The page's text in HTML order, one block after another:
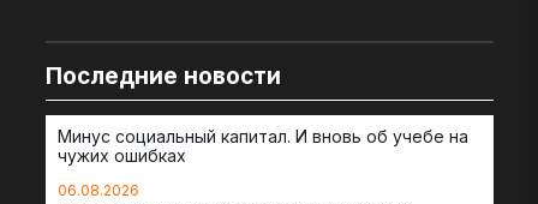
Последние новости
Минус социальный капитал. И вновь об учебе на
чужих ошибках
06.08.2026